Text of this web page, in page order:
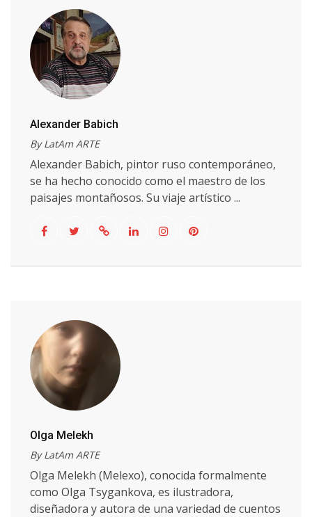
Alexander Babich
By LatAm ARTE
Alexander Babich, pintor ruso contemporáneo,
se ha hecho conocido como el maestro de los
paisajes montañosos. Su viaje artístico ...
Olga Melekh
By LatAm ARTE
Olga Melekh (Melexo), conocida formalmente
como Olga Tsygankova, es ilustradora,
diseñadora y autora de una variedad de cuentos